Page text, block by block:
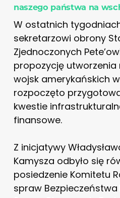
naszego państwa na
W ostatnich
sekretarzowi obrony
Zjednoczonych
propozycję utworzenia
wojsk amerykańskich
rozpoczęto
kwestie
finansowe.
Z inicjatywy
Kamysza odbyło się
posiedzenie Komitetu
spraw